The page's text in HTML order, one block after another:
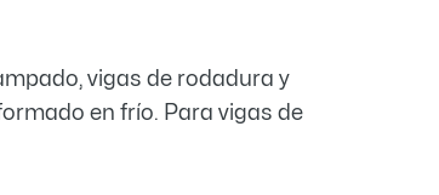
vigas de rodadura y
en frío. Para vigas de